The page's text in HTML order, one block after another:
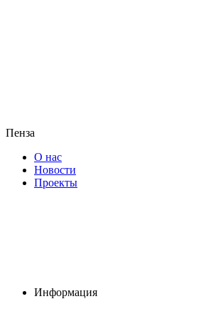
Пенза
О нас
Новости
Проекты
Информация